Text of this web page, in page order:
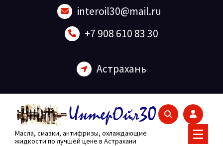
interoil30@mail.ru
+7 908 610 83 30
Астрахань
Масла, смазки, антифризы, охлаждающие
жидкости по лучшей цене в Астрахани